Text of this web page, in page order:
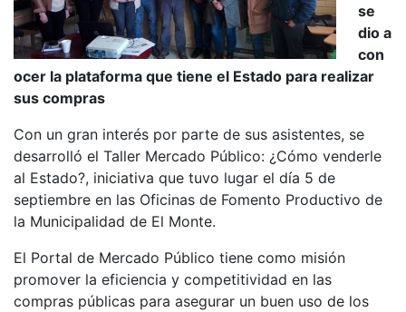
se
dio a
con
ocer la plataforma que tiene el Estado para realizar
sus compras
Con un gran interés por parte de sus asistentes, se
desarrolló el Taller Mercado Público: ¿Cómo venderle
al Estado?, iniciativa que tuvo lugar el día 5 de
septiembre en las Oficinas de Fomento Productivo de
la Municipalidad de El Monte.
El Portal de Mercado Público tiene como misión
promover la eficiencia y competitividad en las
compras públicas para asegurar un buen uso de los